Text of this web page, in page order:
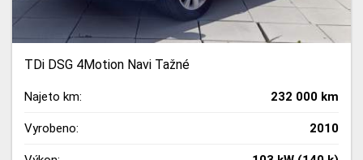
TDi DSG 4Motion Navi Tažné
Najeto km: 232 000 km
Vyrobeno: 2010